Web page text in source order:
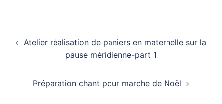
d’article
Atelier réalisation de paniers en maternelle sur la
pause méridienne-part 1
Préparation chant pour marche de Noël